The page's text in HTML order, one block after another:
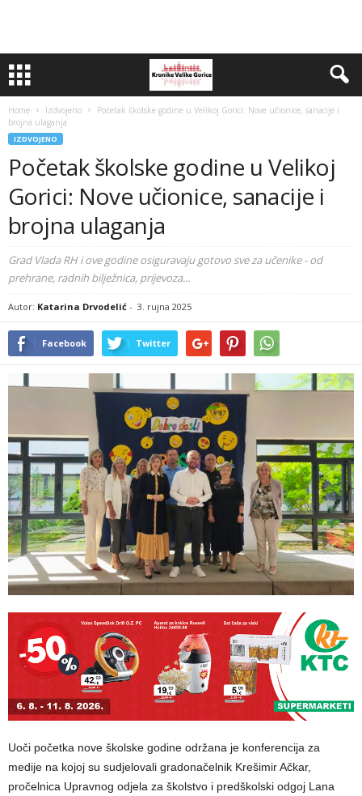
Home Izdvojeno
Početak školske godine u Velikoj Gorici: Nove učionice, sanacije i
brojna ulaganja
IZDVOJENO
Početak školske godine u Velikoj
Gorici: Nove učionice, sanacije i
brojna ulaganja
Grad Vlada RH i ove godine osiguravaju gotovo sve za učenike - od
prehrane, radnih bilježnica, prijevoza...
Autor: Katarina Drvodelić - 3. rujna 2025
Facebook Twitter
Uoči početka nove školske godine održana je konferencija za
medije na kojoj su sudjelovali gradonačelnik Krešimir Ačkar,
pročelnica Upravnog odjela za školstvo i predškolski odgoj Lana